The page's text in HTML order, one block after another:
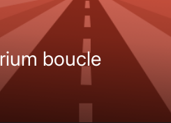
boucle